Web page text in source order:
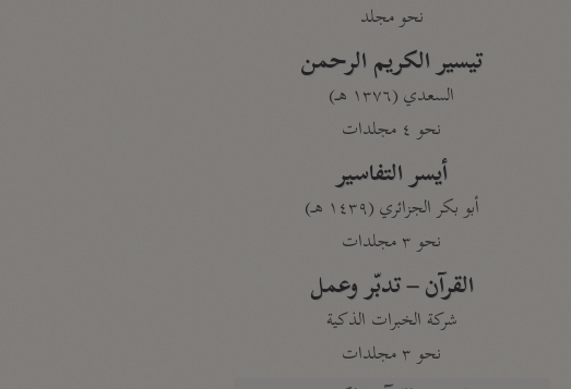
نحو مجلد
تيسير الكريم الرحمن
السعدي (١٣٧٦ هـ)
نحو ٤ مجلدات
أيسر التفاسير
أبو بكر الجزائري (١٤٣٩ هـ)
نحو ٣ مجلدات
القرآن – تدبّر وعمل
شركة الخبرات الذكية
نحو ٣ مجلدات